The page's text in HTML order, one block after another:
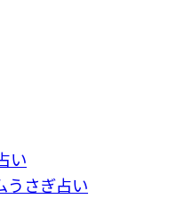
い
うさぎ占い